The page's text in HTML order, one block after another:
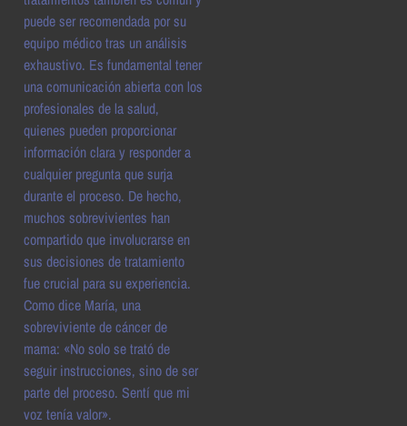
puede ser recomendada por su
equipo médico tras un análisis
exhaustivo. Es fundamental tener
una comunicación abierta con los
profesionales de la salud,
quienes pueden proporcionar
información clara y responder a
cualquier pregunta que surja
durante el proceso. De hecho,
muchos sobrevivientes han
compartido que involucrarse en
sus decisiones de tratamiento
fue crucial para su experiencia.
Como dice María, una
sobreviviente de cáncer de
mama: «No solo se trató de
seguir instrucciones, sino de ser
parte del proceso. Sentí que mi
voz tenía valor».